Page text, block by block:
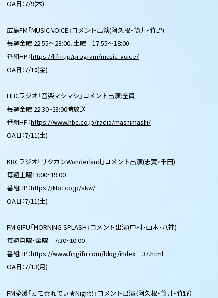
OA日：7/9(木)
広島FM「MUSIC VOICE」コメント出演(阿久根・筒井・竹野)
毎週金曜 22:55～23:00、土曜 17:55～18:00
番組HP：https://hfm.jp/program/music-voice/
OA日：7/10(金)
HBCラジオ「音楽マシマシ」コメント出演:全員
毎週金曜 22:30~23:00時放送
番組HP：https://www.hbc.co.jp/radio/mashimashi/
OA日：7/11(土)
KBCラジオ「サタカンWonderland」コメント出演(志賀・千田)
毎週土曜13:00~19:00
番組HP：https://kbc.co.jp/skw/
OA日：7/11(土)
FM GIFU「MORNING SPLASH」コメント出演(中村・山本・八神)
毎週月曜~金曜 7:30~10:00
番組HP：https://www.fmgifu.com/blog/index__37.html
OA日：7/13(月)
FM愛媛「カモ☆れでぃ★Night！」コメント出演（阿久根・筒井・竹野）